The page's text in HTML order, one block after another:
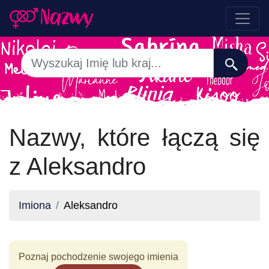
Nazwy, które łączą się
z Aleksandro
Imiona Aleksandro
Poznaj pochodzenie swojego imienia